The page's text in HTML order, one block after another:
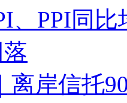
、PPI同
离岸信托